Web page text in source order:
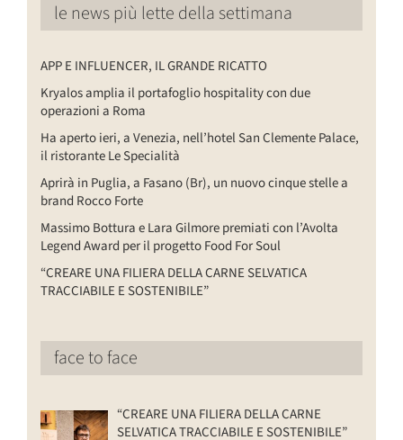
le news più lette della settimana
APP E INFLUENCER, IL GRANDE RICATTO
Kryalos amplia il portafoglio hospitality con due
operazioni a Roma
Ha aperto ieri, a Venezia, nell’hotel San Clemente Palace,
il ristorante Le Specialità
Aprirà in Puglia, a Fasano (Br), un nuovo cinque stelle a
brand Rocco Forte
Massimo Bottura e Lara Gilmore premiati con l’Avolta
Legend Award per il progetto Food For Soul
“CREARE UNA FILIERA DELLA CARNE SELVATICA
TRACCIABILE E SOSTENIBILE”
face to face
“CREARE UNA FILIERA DELLA CARNE
SELVATICA TRACCIABILE E SOSTENIBILE”